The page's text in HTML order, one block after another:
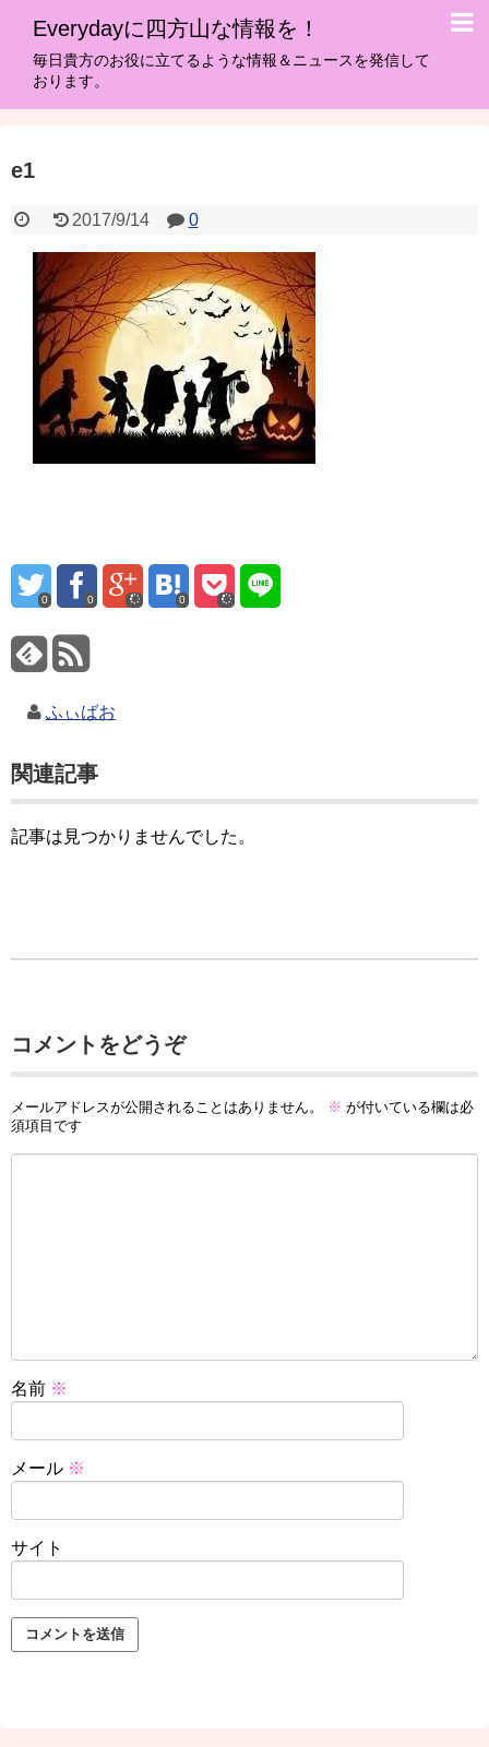
Everydayに四方山な情報を！
毎日貴方のお役に立てるような情報＆ニュースを発信して
おります。
e1
2017/9/14 0
0 0 0
ふぃばお
関連記事
記事は見つかりませんでした。
コメントをどうぞ
メールアドレスが公開されることはありません。 ※ が付いている欄は必
須項目です
名前 ※
メール ※
サイト